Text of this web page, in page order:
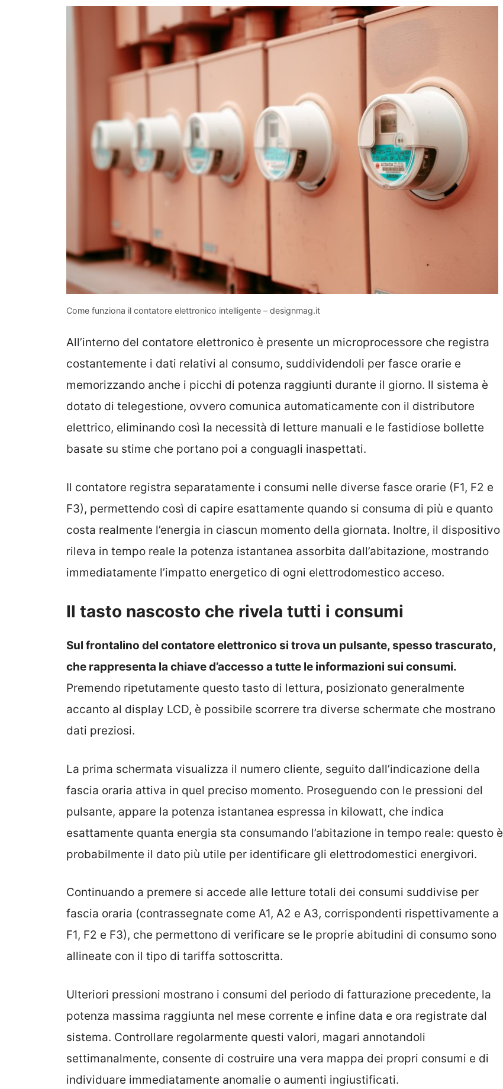
Come funziona il contatore elettronico intelligente – designmag.it
All’interno del contatore elettronico è presente un microprocessore che registra
costantemente i dati relativi al consumo, suddividendoli per fasce orarie e
memorizzando anche i picchi di potenza raggiunti durante il giorno. Il sistema è
dotato di telegestione, ovvero comunica automaticamente con il distributore
elettrico, eliminando così la necessità di letture manuali e le fastidiose bollette
basate su stime che portano poi a conguagli inaspettati.
Il contatore registra separatamente i consumi nelle diverse fasce orarie (F1, F2 e
F3), permettendo così di capire esattamente quando si consuma di più e quanto
costa realmente l’energia in ciascun momento della giornata. Inoltre, il dispositivo
rileva in tempo reale la potenza istantanea assorbita dall’abitazione, mostrando
immediatamente l’impatto energetico di ogni elettrodomestico acceso.
Il tasto nascosto che rivela tutti i consumi
Sul frontalino del contatore elettronico si trova un pulsante, spesso trascurato,
che rappresenta la chiave d’accesso a tutte le informazioni sui consumi.
Premendo ripetutamente questo tasto di lettura, posizionato generalmente
accanto al display LCD, è possibile scorrere tra diverse schermate che mostrano
dati preziosi.
La prima schermata visualizza il numero cliente, seguito dall’indicazione della
fascia oraria attiva in quel preciso momento. Proseguendo con le pressioni del
pulsante, appare la potenza istantanea espressa in kilowatt, che indica
esattamente quanta energia sta consumando l’abitazione in tempo reale: questo è
probabilmente il dato più utile per identificare gli elettrodomestici energivori.
Continuando a premere si accede alle letture totali dei consumi suddivise per
fascia oraria (contrassegnate come A1, A2 e A3, corrispondenti rispettivamente a
F1, F2 e F3), che permettono di verificare se le proprie abitudini di consumo sono
allineate con il tipo di tariffa sottoscritta.
Ulteriori pressioni mostrano i consumi del periodo di fatturazione precedente, la
potenza massima raggiunta nel mese corrente e infine data e ora registrate dal
sistema. Controllare regolarmente questi valori, magari annotandoli
settimanalmente, consente di costruire una vera mappa dei propri consumi e di
individuare immediatamente anomalie o aumenti ingiustificati.